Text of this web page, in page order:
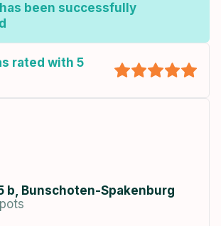
been successfully
rated with 5
b, Bunschoten-Spakenburg